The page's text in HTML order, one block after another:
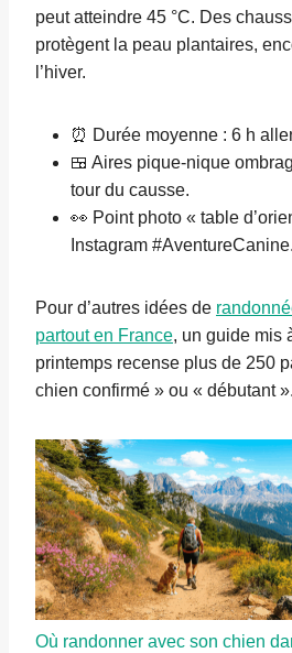
peut atteindre 45 °C. Des
protègent la peau plantaires,
l’hiver.
⏰ Durée moyenne : 6 h
🍱 Aires pique-nique
tour du causse.
👀 Point photo « table
Instagram #AventureCanine.
Pour d’autres idées de
partout en France, un guide mis
printemps recense plus de 250
chien confirmé » ou « débutant ».
Où randonner avec son chien